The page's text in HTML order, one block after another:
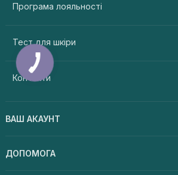
Програма лояльності
Тест для шкіри
Контакти
ВАШ АКАУНТ
ДОПОМОГА